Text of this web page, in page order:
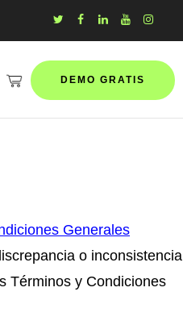
DEMO GRATIS
Generales
o inconsistencia
Términos y Condiciones